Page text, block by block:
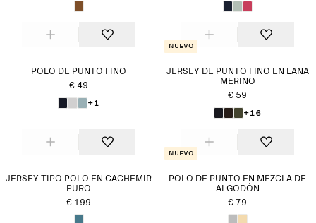
POLO DE PUNTO FINO
€ 49
+1
Nuevo
JERSEY DE PUNTO FINO EN LANA
MERINO
€ 59
+16
JERSEY TIPO POLO EN CACHEMIR
PURO
€ 199
Nuevo
POLO DE PUNTO EN MEZCLA DE
ALGODÓN
€ 79